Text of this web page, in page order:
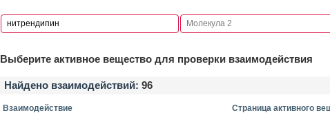
Выберите активное вещество для проверки взаимодействия
Найдено взаимодействий: 96
Взаимодействие Страница активного